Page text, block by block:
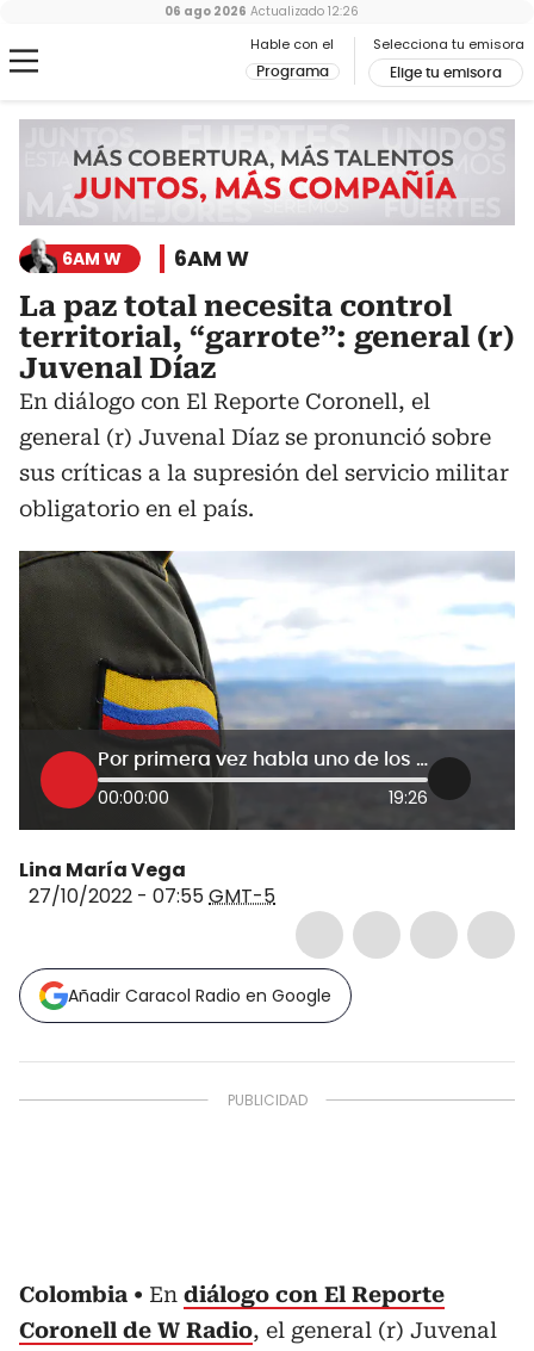
Hable con el
Programa
Selecciona tu emisora
Elige tu emisora
06 ago 2026 Actualizado 12:26
6AM W 6AM W
La paz total necesita control
territorial, “garrote”: general (r)
Juvenal Díaz
En diálogo con El Reporte Coronell, el
general (r) Juvenal Díaz se pronunció sobre
sus críticas a la supresión del servicio militar
obligatorio en el país.
Por primera vez habla uno de los generales retirados por decisión del presidente Gustavo Petro
00:00:00 19:26
Lina María Vega
27/10/2022 - 07:55GMT-5
Añadir Caracol Radio en Google
Colombia En diálogo con El Reporte
Coronell de W Radio, el general (r) Juvenal